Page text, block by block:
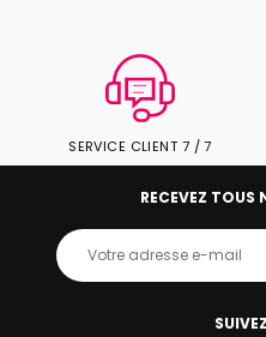
SERVICE CLIENT 7 / 7
RECEVEZ TOUS